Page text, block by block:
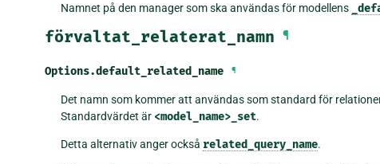
Namnet på den manager som ska användas för modellens
förvaltat_relaterat_namn ¶
Options.default_related_name ¶
Det namn som kommer att användas som standard för
Standardvärdet är <model_name>_set.
Detta alternativ anger också related_query_name.